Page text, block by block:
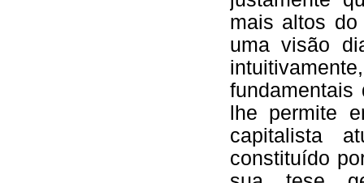
mais altos
uma visão
lhe permite
capitalista
constituído